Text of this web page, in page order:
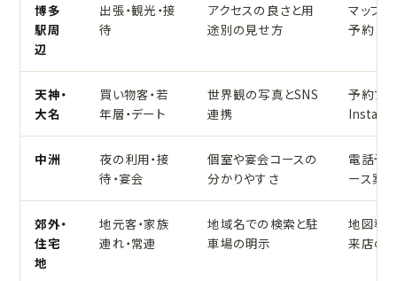
博多
駅周
辺
出張・観光・接
待
アクセスの良さと用
途別の見せ方
マップ
予約と
天神・
大名
買い物客・若
年層・デート
世界観の写真とSNS
連携
予約フ
中洲
夜の利用・接
待・宴会
個室や宴会コースの
分かりやすさ
電話予
ース案内
郊外・
住宅
地
地元客・家族
連れ・常連
地域名での検索と駐
車場の明示
地図導
来店の